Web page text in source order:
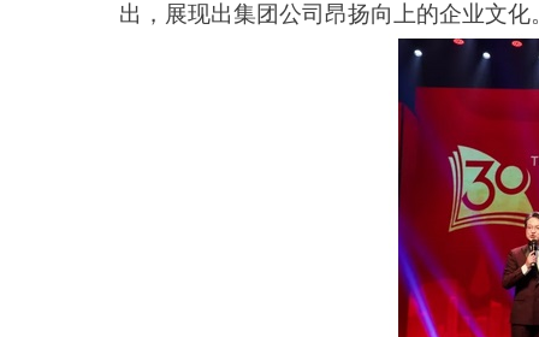
出，展现出集团公司昂扬向上的企业文化